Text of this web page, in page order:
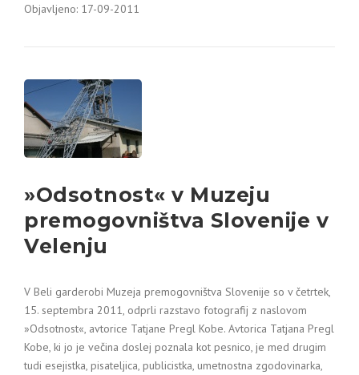
Objavljeno: 17-09-2011
»Odsotnost« v Muzeju
premogovništva Slovenije v
Velenju
V Beli garderobi Muzeja premogovništva Slovenije so v četrtek,
15. septembra 2011, odprli razstavo fotografij z naslovom
»Odsotnost«, avtorice Tatjane Pregl Kobe. Avtorica Tatjana Pregl
Kobe, ki jo je večina doslej poznala kot pesnico, je med drugim
tudi esejistka, pisateljica, publicistka, umetnostna zgodovinarka,